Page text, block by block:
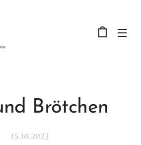
Brötchen
15.10.2023